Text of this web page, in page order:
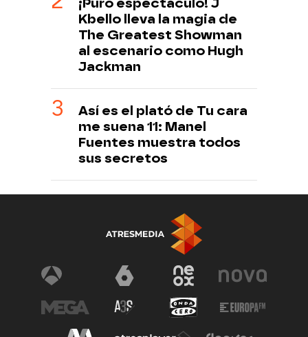
¡Puro espectáculo! J
Kbello lleva la magia de
The Greatest Showman
al escenario como Hugh
Jackman
Así es el plató de Tu cara
me suena 11: Manel
Fuentes muestra todos
sus secretos